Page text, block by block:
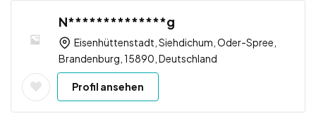
N**************g
Eisenhüttenstadt, Siehdichum, Oder-Spree,
Brandenburg, 15890, Deutschland
Profil ansehen